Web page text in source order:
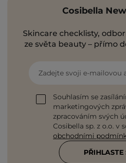
Cosibella
Skincare checklisty,
ze světa beauty – přímo
Zadejte svoji e-mailovou
Souhlasím se
marketingových
zpracováním svých
Cosibella sp. z o.o. v
obchodními
PŘIHLASTE